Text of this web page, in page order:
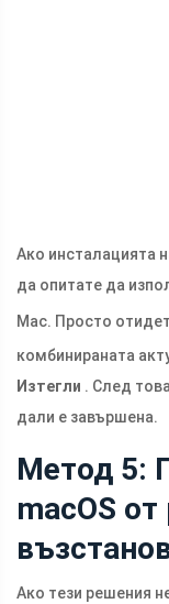
Ако инсталацията
да опитате да
Mac. Просто
комбинираната
Изтегли . След
дали е завършена.
Метод 5:
macOS
Ако тези решения